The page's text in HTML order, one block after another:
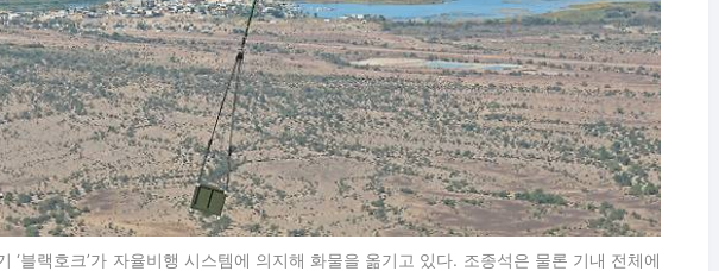
‘블랙호크’가 자율비행 시스템에 의지해 화물을 옮기고 있다. 조종석은 물론 기내 전체에